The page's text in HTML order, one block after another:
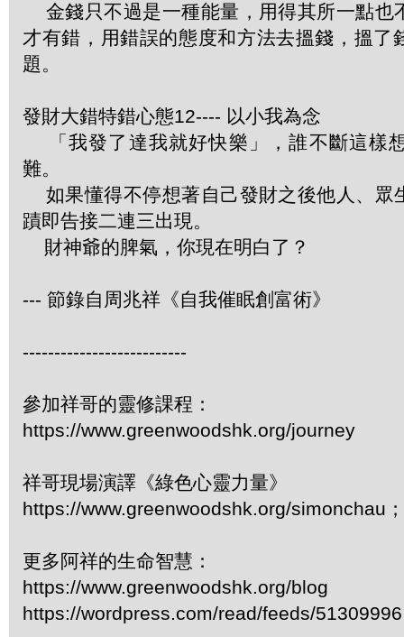
金錢只不過是一種能量，用得其所一點也
才有錯，用錯誤的態度和方法去搵錢，搵了
題。
發財大錯特錯心態12---- 以小我為念
「我發了達我就好快樂」，誰不斷這樣
難。
如果懂得不停想著自己發財之後他人、眾
蹟即告接二連三出現。
財神爺的脾氣，你現在明白了？
--- 節錄自周兆祥《自我催眠創富術》
--------------------------
參加祥哥的靈修課程：
https://www.greenwoodshk.org/journey
祥哥現場演譯《綠色心靈力量》
https://www.greenwoodshk.org/simonchau
更多阿祥的生命智慧：
https://www.greenwoodshk.org/blog
https://wordpress.com/read/feeds/51309996